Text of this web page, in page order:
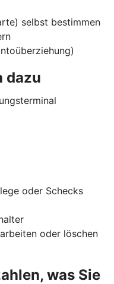
selbst bestimmen
dazu
oder Schecks
oder löschen
was Sie